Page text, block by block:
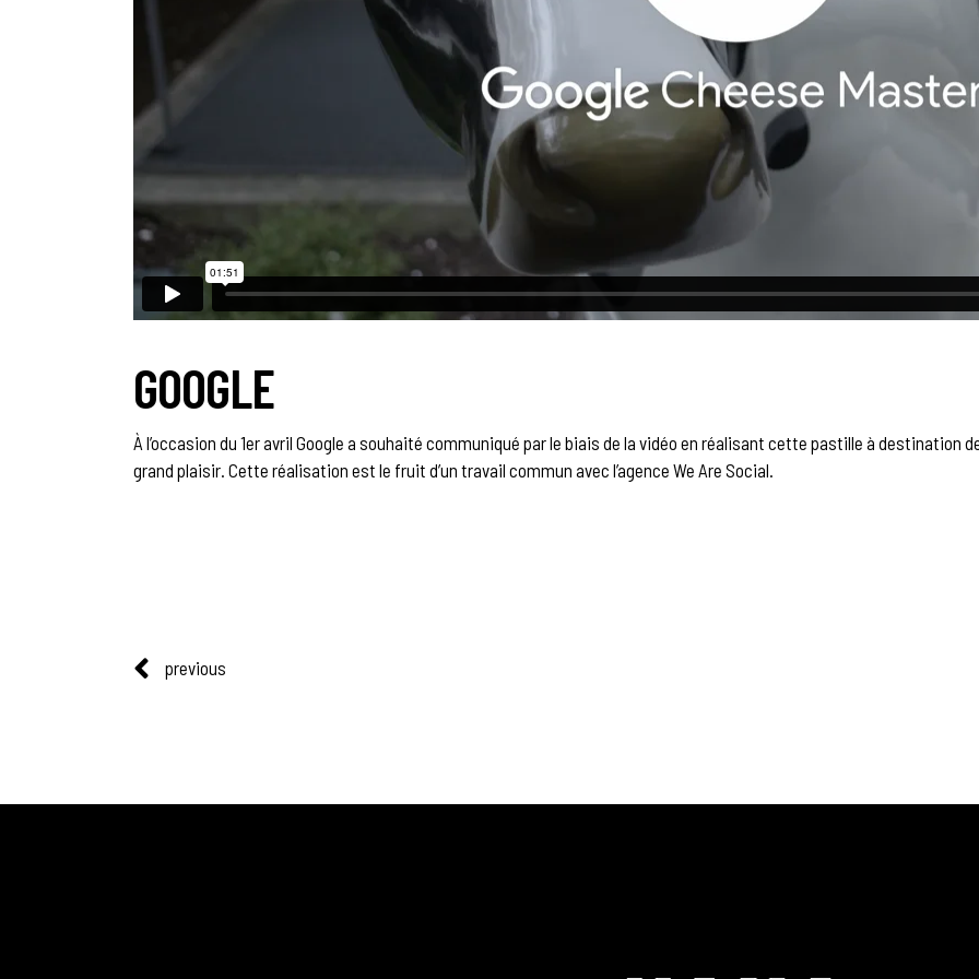
GOOGLE
À l’occasion du 1er avril Google a souhaité communiqué par le biais de la vidéo en réalisant cette pastille à destination
grand plaisir. Cette réalisation est le fruit d’un travail commun avec l’agence We Are Social.
previous